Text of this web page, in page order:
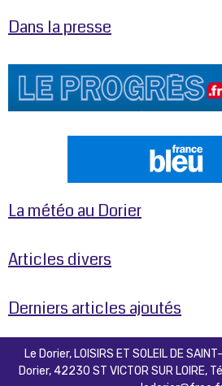
Dans la presse
La météo au Dorier
Articles divers
Derniers articles ajoutés
Le Dorier, LOISIRS ET SOLEIL DE
Dorier, 42230 ST VICTOR SUR LOIRE,